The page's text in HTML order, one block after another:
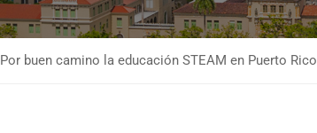
Por buen camino la educación STEAM en Puerto Rico